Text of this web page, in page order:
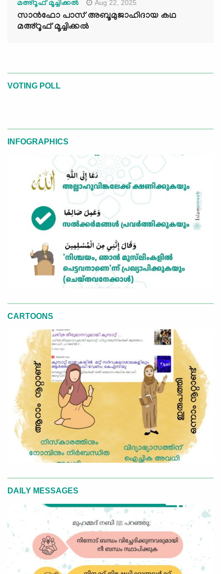
മഅ്റൂഫ് മൂച്ചിക്കല്‍ Aug 22, 2025
സാൻഫോ പാസ് അബൂമുജാഹിദായ കഥ
മഅ്റൂഫ് മൂച്ചിക്കല്‍
VOTING POLL
INFOGRAPHICS
CARTOONS
DAILY MESSAGES